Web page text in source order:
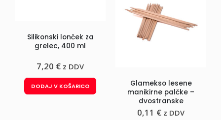
Silikonski lonček za
grelec, 400 ml
7,20 € z DDV
DODAJ V KOŠARICO
Glamekso lesene
manikirne palčke –
dvostranske
0,11 € z DDV